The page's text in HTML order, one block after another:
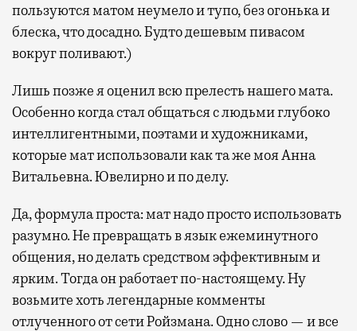
пользуются матом неумело и тупо, без огонька и
блеска, что досадно. Будто дешевым пивасом
вокруг поливают.)
Лишь позже я оценил всю прелесть нашего мата.
Особенно когда стал общаться с людьми глубоко
интеллигентными, поэтами и художниками,
которые мат использовали как та же моя Анна
Витальевна. Ювелирно и по делу.
Да, формула проста: мат надо просто использовать
разумно. Не превращать в язык ежеминутного
общения, но делать средством эффективным и
ярким. Тогда он работает по-настоящему. Ну
возьмите хоть легендарные комменты
отлученного от сети Ройзмана. Одно слово — и все